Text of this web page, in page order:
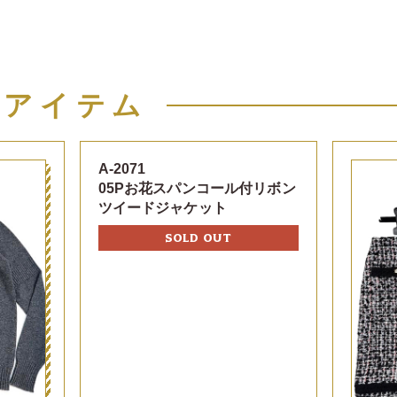
イテム
A-2071
05Pお花スパンコール付リボン
ツイードジャケット
SOLD OUT